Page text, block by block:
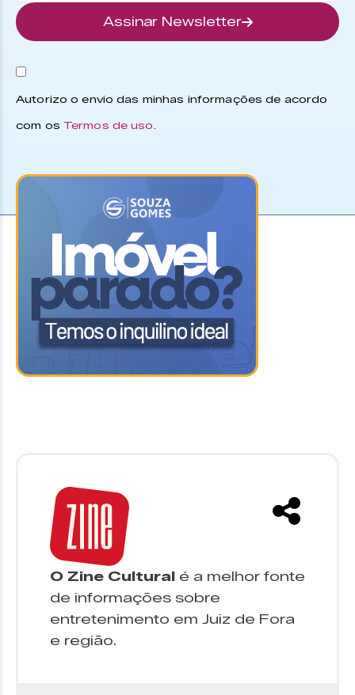
Assinar Newsletter
Autorizo o envio das minhas informações de acordo
com os Termos de uso.
O Zine Cultural é a melhor fonte
de informações sobre
entretenimento em Juiz de Fora
e região.